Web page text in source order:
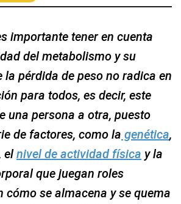
importante tener en cuenta
del metabolismo y su
pérdida de peso no radica en
para todos, es decir, este
una persona a otra, puesto
de factores, como la genética,
elnivel de actividad física y la
que juegan roles
cómo se almacena y se quema